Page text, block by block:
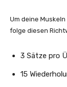
Um deine
folge diesen
3 Sätze pro
15